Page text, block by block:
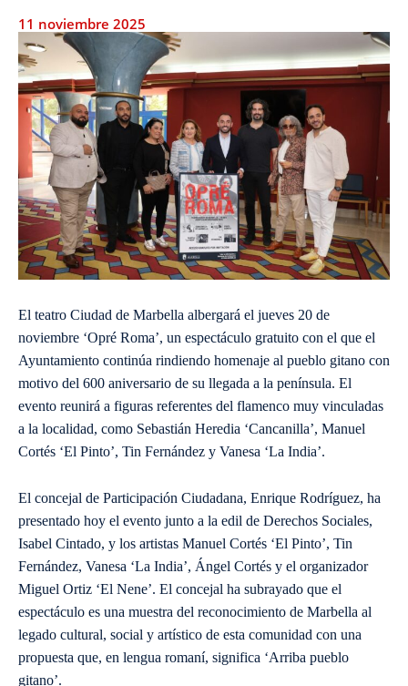
11 noviembre 2025
El teatro Ciudad de Marbella albergará el jueves 20 de
noviembre ‘Opré Roma’, un espectáculo gratuito con el que el
Ayuntamiento continúa rindiendo homenaje al pueblo gitano con
motivo del 600 aniversario de su llegada a la península. El
evento reunirá a figuras referentes del flamenco muy vinculadas
a la localidad, como Sebastián Heredia ‘Cancanilla’, Manuel
Cortés ‘El Pinto’, Tin Fernández y Vanesa ‘La India’.
El concejal de Participación Ciudadana, Enrique Rodríguez, ha
presentado hoy el evento junto a la edil de Derechos Sociales,
Isabel Cintado, y los artistas Manuel Cortés ‘El Pinto’, Tin
Fernández, Vanesa ‘La India’, Ángel Cortés y el organizador
Miguel Ortiz ‘El Nene’. El concejal ha subrayado que el
espectáculo es una muestra del reconocimiento de Marbella al
legado cultural, social y artístico de esta comunidad con una
propuesta que, en lengua romaní, significa ‘Arriba pueblo
gitano’.